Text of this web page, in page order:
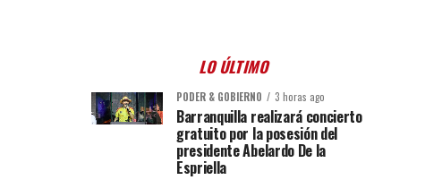
LO ÚLTIMO
PODER & GOBIERNO 3 horas ago
Barranquilla realizará concierto
gratuito por la posesión del
presidente Abelardo De la
Espriella